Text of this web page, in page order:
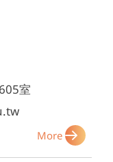
室
More